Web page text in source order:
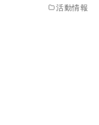
活動情報